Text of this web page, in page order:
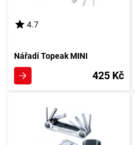
4.7
Nářadí Topeak MINI
425 Kč